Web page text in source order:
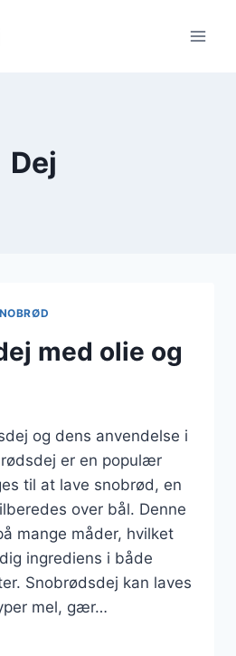
Dej
med olie og
og dens anvendelse i
er en populær
til at lave snobrød, en
over bål. Denne
mange måder, hvilket
ingrediens i både
Snobrødsdej kan laves
mel, gær…